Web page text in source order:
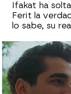
Ifakat ha
Ferit la
lo sabe, su
Ifakat
derramar